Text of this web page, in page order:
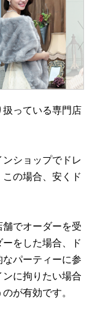
扱っている専門店
ショップでドレ
の場合、安くド
でオーダーを受
をした場合、ド
パーティーに参
に拘りたい場合
が有効です。